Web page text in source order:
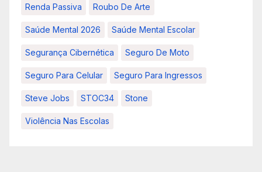
Renda Passiva Roubo De Arte
Saúde Mental 2026 Saúde Mental Escolar
Segurança Cibernética Seguro De Moto
Seguro Para Celular Seguro Para Ingressos
Steve Jobs STOC34 Stone
Violência Nas Escolas